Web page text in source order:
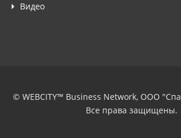
Видео
© WEBCITY™ Business Network, ООО
Все права защищены.